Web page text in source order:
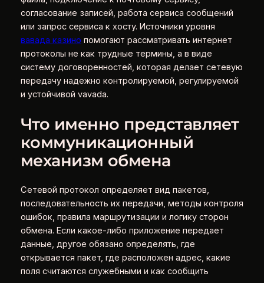
согласование записей, работа сервиса сообщений
или запрос сервиса к хосту. Источники уровня
вавада казино помогают рассматривать интернет
протоколы не как трудные термины, а в виде
систему договоренностей, которая делает сетевую
передачу надежно контролируемой, регулируемой
и устойчивой vavada.
Что именно представляет
коммуникационный
механизм обмена
Сетевой протокол определяет вид пакетов,
последовательность их передачи, методы контроля
ошибок, правила маршрутизации и логику сторон
обмена. Если какое-либо приложение передает
данные, другое обязано определять, где
открывается пакет, где расположен адрес, какие
поля считаются служебными и как сообщить